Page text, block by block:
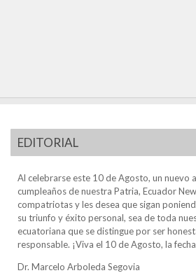
EDITORIAL
Al celebrarse este 10 de Agosto, un nuevo
cumpleaños de nuestra Patria, Ecuador
compatriotas y les desea que sigan
su triunfo y éxito personal, sea de toda
ecuatoriana que se distingue por ser
responsable. ¡Viva el 10 de Agosto, la
Dr. Marcelo Arboleda Segovia